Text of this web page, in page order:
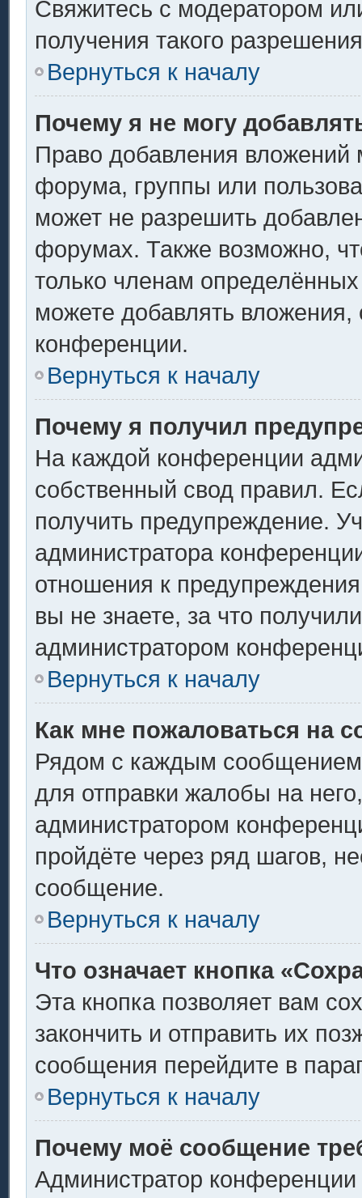
Свяжитесь с модератором
получения такого
Вернуться к началу
Почему я не могу
Право добавления вложений
форума, группы или
может не разрешить
форумах. Также возможно,
только членам
можете добавлять
конференции.
Вернуться к началу
Почему я получил
На каждой конференции
собственный свод правил.
получить предупреждение.
администратора
отношения к
вы не знаете, за что
администратором
Вернуться к началу
Как мне пожаловаться на
Рядом с каждым сообщением
для отправки жалобы на
администратором
пройдёте через ряд шагов,
сообщение.
Вернуться к началу
Что означает кнопка
Эта кнопка позволяет вам
закончить и отправить их
сообщения перейдите в
Вернуться к началу
Почему моё сообщение
Администратор